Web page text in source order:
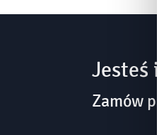
Jesteś
Zamów